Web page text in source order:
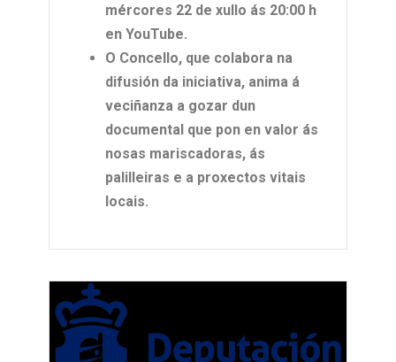
mércores 22 de xullo ás 20:00 h
en YouTube.
O Concello, que colabora na
difusión da iniciativa, anima á
veciñanza a gozar dun
documental que pon en valor ás
nosas mariscadoras, ás
palilleiras e a proxectos vitais
locais.